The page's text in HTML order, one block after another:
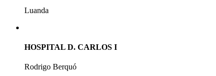
Luanda
HOSPITAL D. CARLOS I
Rodrigo Berquó